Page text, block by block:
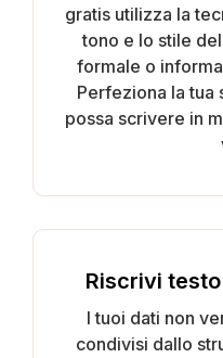
gratis utilizza la
tono e lo stile
formale o
Perfeziona la tua
possa scrivere in
Riscrivi
I tuoi dati non
condivisi dallo